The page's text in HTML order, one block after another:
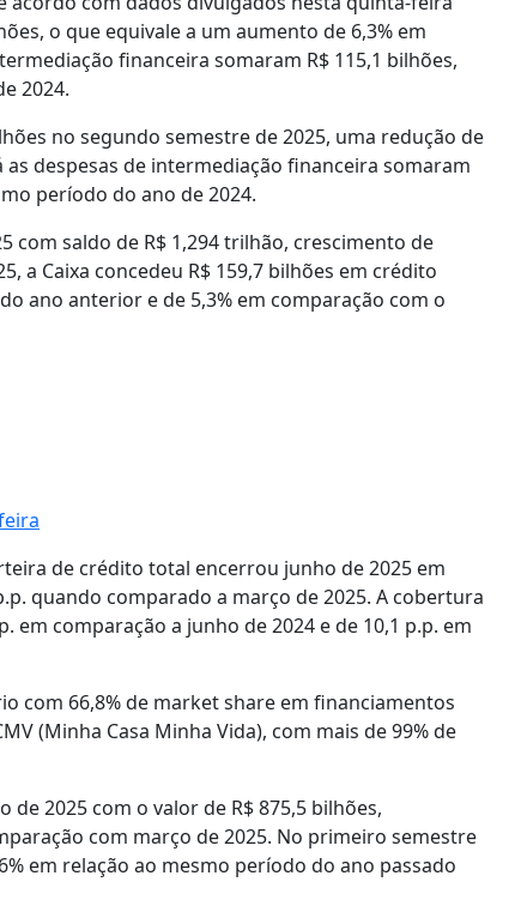
o que equivale a um aumento de 6,3% em
financeira somaram R$ 115,1 bilhões,
2024.
no segundo semestre de 2025, uma redução de
despesas de intermediação financeira somaram
período do ano de 2024.
com saldo de R$ 1,294 trilhão, crescimento de
a Caixa concedeu R$ 159,7 bilhões em crédito
ano anterior e de 5,3% em comparação com o
de crédito total encerrou junho de 2025 em
quando comparado a março de 2025. A cobertura
comparação a junho de 2024 e de 10,1 p.p. em
com 66,8% de market share em financiamentos
(Minha Casa Minha Vida), com mais de 99% de
2025 com o valor de R$ 875,5 bilhões,
com março de 2025. No primeiro semestre
em relação ao mesmo período do ano passado